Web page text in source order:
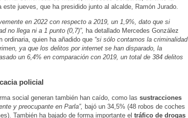
jueves, que ha presidido junto al alcalde, Ramón Jurado.
en 2022 con respecto a 2019, un 1,9%, dato que si
no llega ni a 1 punto (0,7)”,
ha detallado Mercedes González
ordinaria, quien ha añadido que “si sólo contamos la criminalidad
ya que los delitos por internet se han disparado, la
un 6,4% en comparación con 2019, un total de 384 delitos
policial
social generan también han caído, como las sustracciones
y preocupante en Parla”, bajó un 34,5% (48 robos de coches
También ha bajado de forma importante el tráfico de drogas